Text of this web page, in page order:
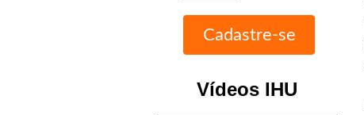
Vídeos IHU